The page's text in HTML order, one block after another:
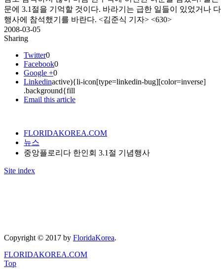
문에 3.1절을 기억할 것이다. 바라기는 급한 일들이 있었거나
행사에 참석했기를 바란다. <김준식 기자> <630>
2008-03-05
Sharing
Twitter0
Facebook0
Google +0
Linkedinactive){li-icon[type=linkedin-bug][color=inverse]
.background{fill
Email this article
FLORIDAKOREA.COM
뉴스
중앙플로리다 한인회 3.1절 기념행사
Site index
Copyright © 2017 by FloridaKorea.
FLORIDAKOREA.COM
Top